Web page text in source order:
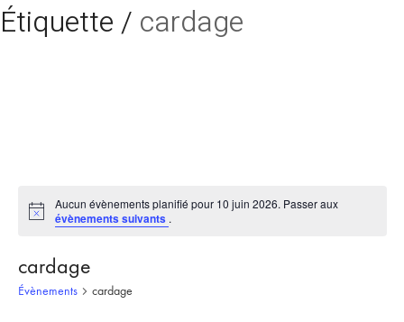
Étiquette / cardage
Notice
Aucun évènements planifié pour 10 juin 2026. Passer aux
évènements suivants .
cardage
Évènements cardage